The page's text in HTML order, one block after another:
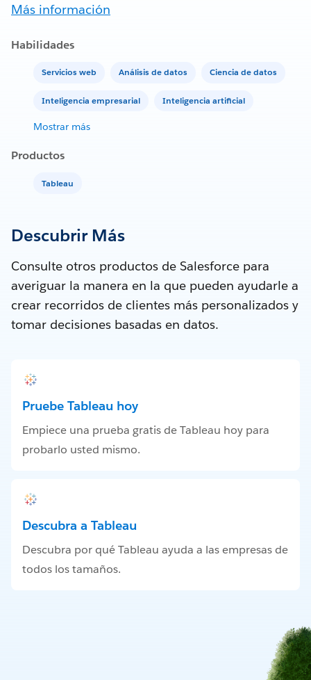
Más información
Habilidades
Servicios web Análisis de datos Ciencia de datos
Inteligencia empresarial Inteligencia artificial
Mostrar más
Productos
Tableau
Descubrir Más
Consulte otros productos de Salesforce para
averiguar la manera en la que pueden ayudarle a
crear recorridos de clientes más personalizados y
tomar decisiones basadas en datos.
Pruebe Tableau hoy
Empiece una prueba gratis de Tableau hoy para
probarlo usted mismo.
Descubra a Tableau
Descubra por qué Tableau ayuda a las empresas de
todos los tamaños.